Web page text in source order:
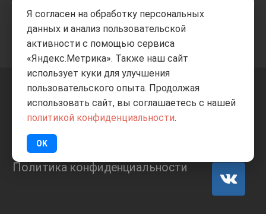
+7 8332205-805 ВВЕРХ
ИП Баранов А.С. 2026
Политика конфиденциальности
Я согласен на обработку персональных
данных и анализ пользовательской
активности с помощью сервиса
«Яндекс.Метрика». Также наш сайт
использует куки для улучшения
пользовательского опыта. Продолжая
использовать сайт, вы соглашаетесь с нашей
политикой конфиденциальности.
OK